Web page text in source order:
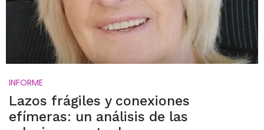
INFORME
Lazos frágiles y conexiones
efímeras: un análisis de las